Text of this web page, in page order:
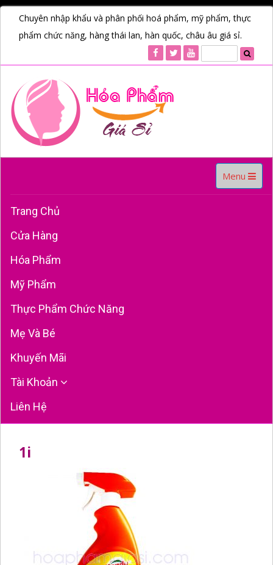
Chuyên nhập khẩu và phân phối hoá phẩm, mỹ phẩm, thực
phẩm chức năng, hàng thái lan, hàn quốc, châu âu giá sỉ.
Toggle
navigation
Menu
Trang Chủ
Cửa Hàng
Hóa Phẩm
Mỹ Phẩm
Thực Phẩm Chức Năng
Mẹ Và Bé
Khuyến Mãi
Tài Khoản
Liên Hệ
1i